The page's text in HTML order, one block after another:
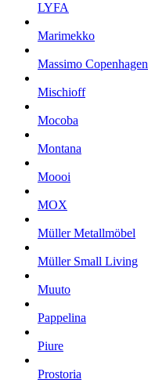
LYFA
Marimekko
Massimo Copenhagen
Mischioff
Mocoba
Montana
Moooi
MOX
Müller Metallmöbel
Müller Small Living
Muuto
Pappelina
Piure
Prostoria